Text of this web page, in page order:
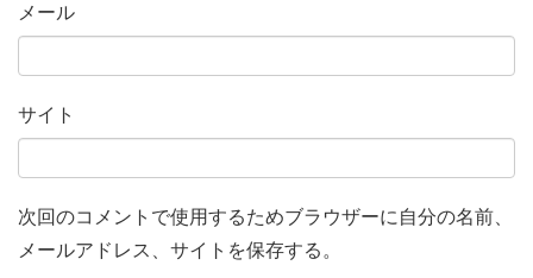
メール
サイト
次回のコメントで使用するためブラウザーに自分の名前、
メールアドレス、サイトを保存する。